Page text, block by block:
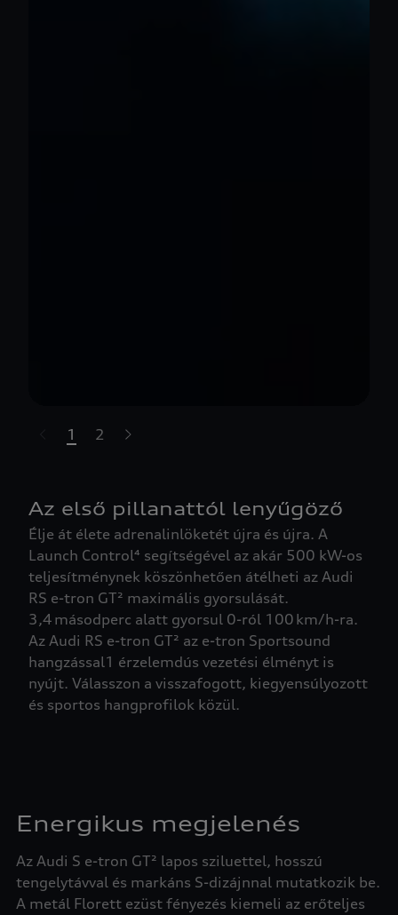
highlights.skipLinkText__
1 2
Az első pillanattól lenyűgöző
Élje át élete adrenalinlöketét újra és újra. A
Launch Control⁴ segítségével az akár 500 kW-os
teljesítménynek köszönhetően átélheti az Audi
RS e-tron GT² maximális gyorsulását.
3,4 másodperc alatt gyorsul 0-ról 100 km/h-ra.
Az Audi RS e-tron GT² az e-tron Sportsound
hangzással1 érzelemdús vezetési élményt is
nyújt. Válasszon a visszafogott, kiegyensúlyozott
és sportos hangprofilok közül.
Energikus megjelenés
Az Audi S e-tron GT² lapos sziluettel, hosszú
tengelytávval és markáns S-dizájnnal mutatkozik be.
A metál Florett ezüst fényezés kiemeli az erőteljes